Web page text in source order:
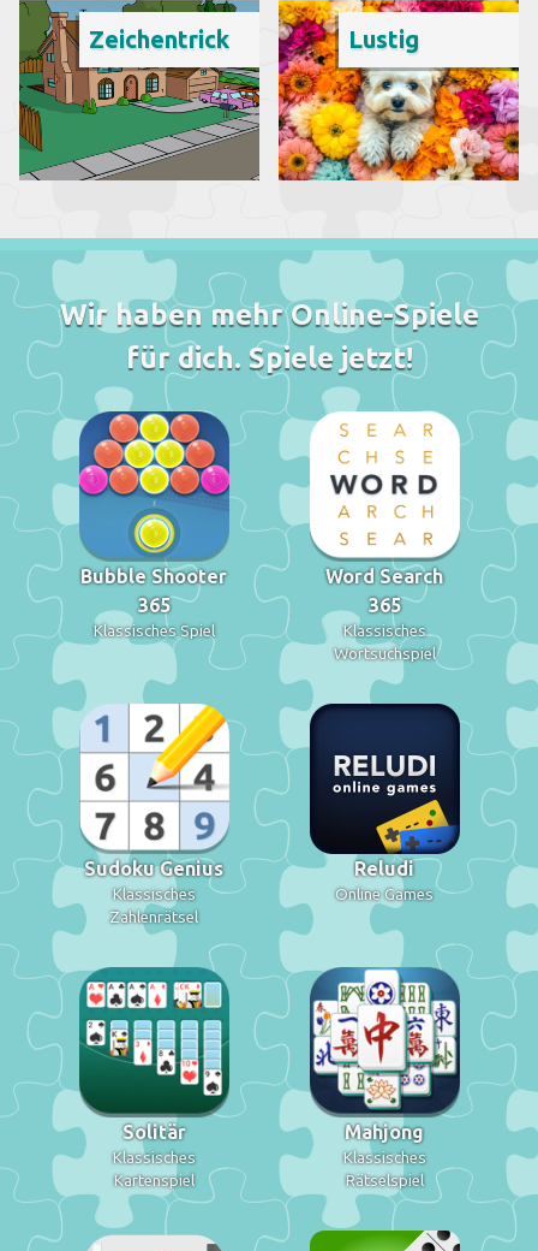
Zeichentrick Lustig
Wir haben mehr Online-Spiele
für dich. Spiele jetzt!
Bubble Shooter
365
Klassisches Spiel
Word Search
365
Klassisches
Wortsuchspiel
Sudoku Genius
Klassisches
Zahlenrätsel
Reludi
Online Games
Solitär
Klassisches
Kartenspiel
Mahjong
Klassisches
Rätselspiel